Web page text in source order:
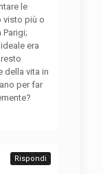
le
visto più o
era
della vita in
per far
Rispondi